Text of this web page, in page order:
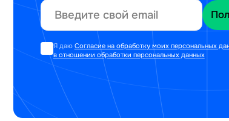
Я даю Согласие на обработку моих персональных
в отношении обработки персональных данных